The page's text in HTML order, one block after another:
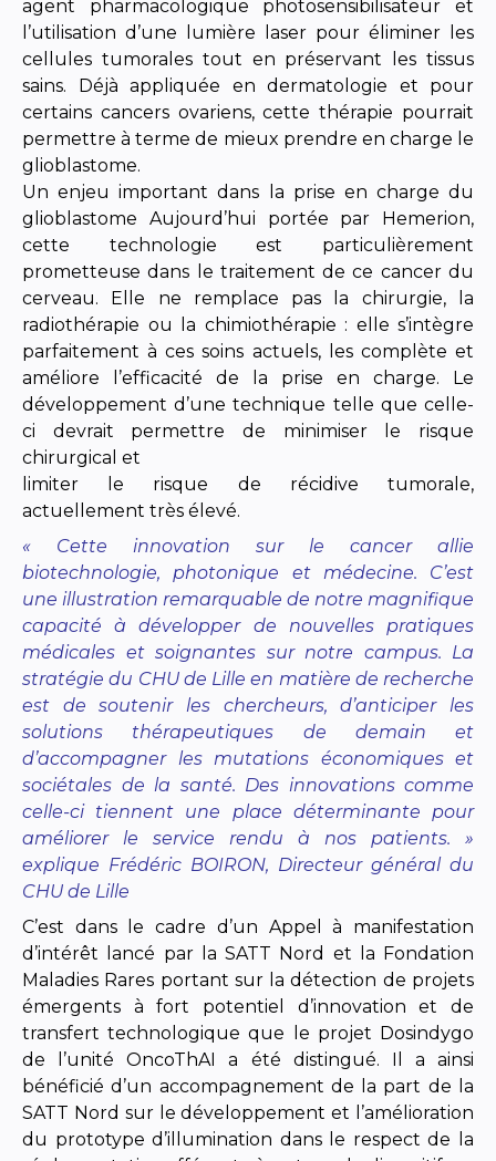
agent pharmacologique photosensibilisateur et
l’utilisation d’une lumière laser pour éliminer les
cellules tumorales tout en préservant les tissus
sains. Déjà appliquée en dermatologie et pour
certains cancers ovariens, cette thérapie pourrait
permettre à terme de mieux prendre en charge le
glioblastome.
Un enjeu important dans la prise en charge du
glioblastome Aujourd’hui portée par Hemerion,
cette technologie est particulièrement
prometteuse dans le traitement de ce cancer du
cerveau. Elle ne remplace pas la chirurgie, la
radiothérapie ou la chimiothérapie : elle s’intègre
parfaitement à ces soins actuels, les complète et
améliore l’efficacité de la prise en charge. Le
développement d’une technique telle que celle-
ci devrait permettre de minimiser le risque
chirurgical et
limiter le risque de récidive tumorale,
actuellement très élevé.
« Cette innovation sur le cancer allie
biotechnologie, photonique et médecine. C’est
une illustration remarquable de notre magnifique
capacité à développer de nouvelles pratiques
médicales et soignantes sur notre campus. La
stratégie du CHU de Lille en matière de recherche
est de soutenir les chercheurs, d’anticiper les
solutions thérapeutiques de demain et
d’accompagner les mutations économiques et
sociétales de la santé. Des innovations comme
celle-ci tiennent une place déterminante pour
améliorer le service rendu à nos patients. »
explique Frédéric BOIRON, Directeur général du
CHU de Lille
C’est dans le cadre d’un Appel à manifestation
d’intérêt lancé par la SATT Nord et la Fondation
Maladies Rares portant sur la détection de projets
émergents à fort potentiel d’innovation et de
transfert technologique que le projet Dosindygo
de l’unité OncoThAI a été distingué. Il a ainsi
bénéficié d’un accompagnement de la part de la
SATT Nord sur le développement et l’amélioration
du prototype d’illumination dans le respect de la